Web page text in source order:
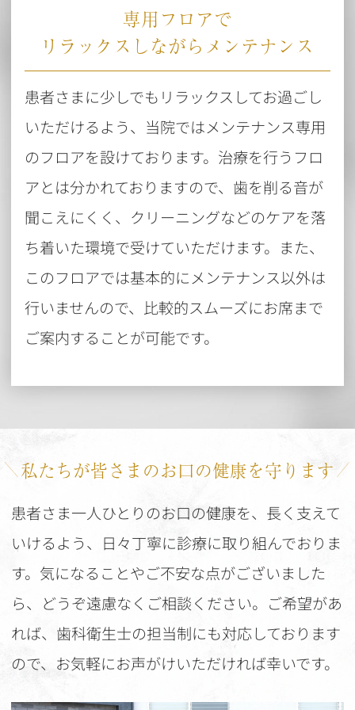
専用フロアで
リラックスしながらメンテナンス
患者さまに少しでもリラックスしてお過ごし
いただけるよう、当院ではメンテナンス専用
のフロアを設けております。治療を行うフロ
アとは分かれておりますので、歯を削る音が
聞こえにくく、クリーニングなどのケアを落
ち着いた環境で受けていただけます。また、
このフロアでは基本的にメンテナンス以外は
行いませんので、比較的スムーズにお席まで
ご案内することが可能です。
私たちが皆さまのお口の健康を守ります
患者さま一人ひとりのお口の健康を、長く支えて
いけるよう、日々丁寧に診療に取り組んでおりま
す。気になることやご不安な点がございました
ら、どうぞ遠慮なくご相談ください。ご希望があ
れば、歯科衛生士の担当制にも対応しております
ので、お気軽にお声がけいただければ幸いです。